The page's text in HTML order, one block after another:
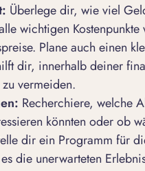
Überlege dir, wie viel
wichtigen
Plane auch einen
dir, innerhalb deiner
vermeiden.
Recherchiere, welche
könnten oder ob
dir ein Programm für
die unerwarteten